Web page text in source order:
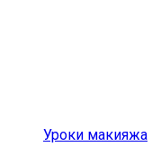
Уроки макияжа